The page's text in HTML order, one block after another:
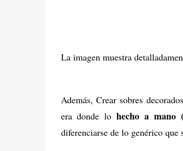
La imagen muestra
Además, Crear sobres
era donde lohecho a mano
diferenciarse de lo genérico que